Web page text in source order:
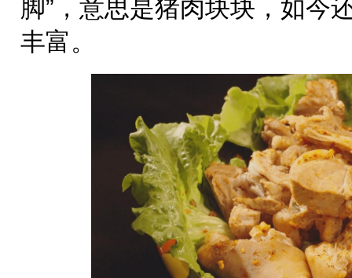
脚”，意思是猪肉块块，如今
丰富。